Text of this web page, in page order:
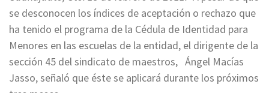
se desconocen los índices de aceptación o rechazo que
ha tenido el programa de la Cédula de Identidad para
Menores en las escuelas de la entidad, el dirigente de la
sección 45 del sindicato de maestros, Ángel Macías
Jasso, señaló que éste se aplicará durante los próximos